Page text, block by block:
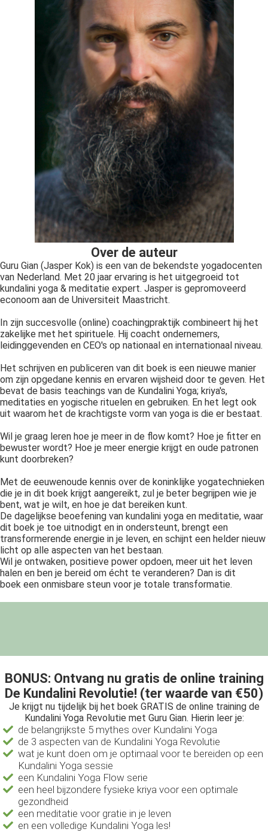
Over de auteur
Guru Gian (Jasper Kok) is een van de bekendste yogadocenten
van Nederland. Met 20 jaar ervaring is het uitgegroeid tot
kundalini yoga & meditatie expert. Jasper is gepromoveerd
econoom aan de Universiteit Maastricht.
In zijn succesvolle (online) coachingpraktijk combineert hij het
zakelijke met het spirituele. Hij coacht ondernemers,
leidinggevenden en CEO's op nationaal en internationaal niveau.
Het schrijven en publiceren van dit boek is een nieuwe manier
om zijn opgedane kennis en ervaren wijsheid door te geven. Het
bevat de basis teachings van de Kundalini Yoga; kriya's,
meditaties en yogische rituelen en gebruiken. En het legt ook
uit waarom het de krachtigste vorm van yoga is die er bestaat.
Wil je graag leren hoe je meer in de flow komt? Hoe je fitter en
bewuster wordt? Hoe je meer energie krijgt en oude patronen
kunt doorbreken?
Met de eeuwenoude kennis over de koninklijke yogatechnieken
die je in dit boek krijgt aangereikt, zul je beter begrijpen wie je
bent, wat je wilt, en hoe je dat bereiken kunt.
De dagelijkse beoefening van kundalini yoga en meditatie, waar
dit boek je toe uitnodigt en in ondersteunt, brengt een
transformerende energie in je leven, en schijnt een helder nieuw
licht op alle aspecten van het bestaan.
Wil je ontwaken, positieve power opdoen, meer uit het leven
halen en ben je bereid om écht te veranderen? Dan is dit
boek een onmisbare steun voor je totale transformatie.
BONUS: Ontvang nu gratis de online training
De Kundalini Revolutie! (ter waarde van €50)
Je krijgt nu tijdelijk bij het boek GRATIS de online training de
Kundalini Yoga Revolutie met Guru Gian. Hierin leer je:
de belangrijkste 5 mythes over Kundalini Yoga
de 3 aspecten van de Kundalini Yoga Revolutie
wat je kunt doen om je optimaal voor te bereiden op een
Kundalini Yoga sessie
een Kundalini Yoga Flow serie
een heel bijzondere fysieke kriya voor een optimale
gezondheid
een meditatie voor gratie in je leven
en een volledige Kundalini Yoga les!